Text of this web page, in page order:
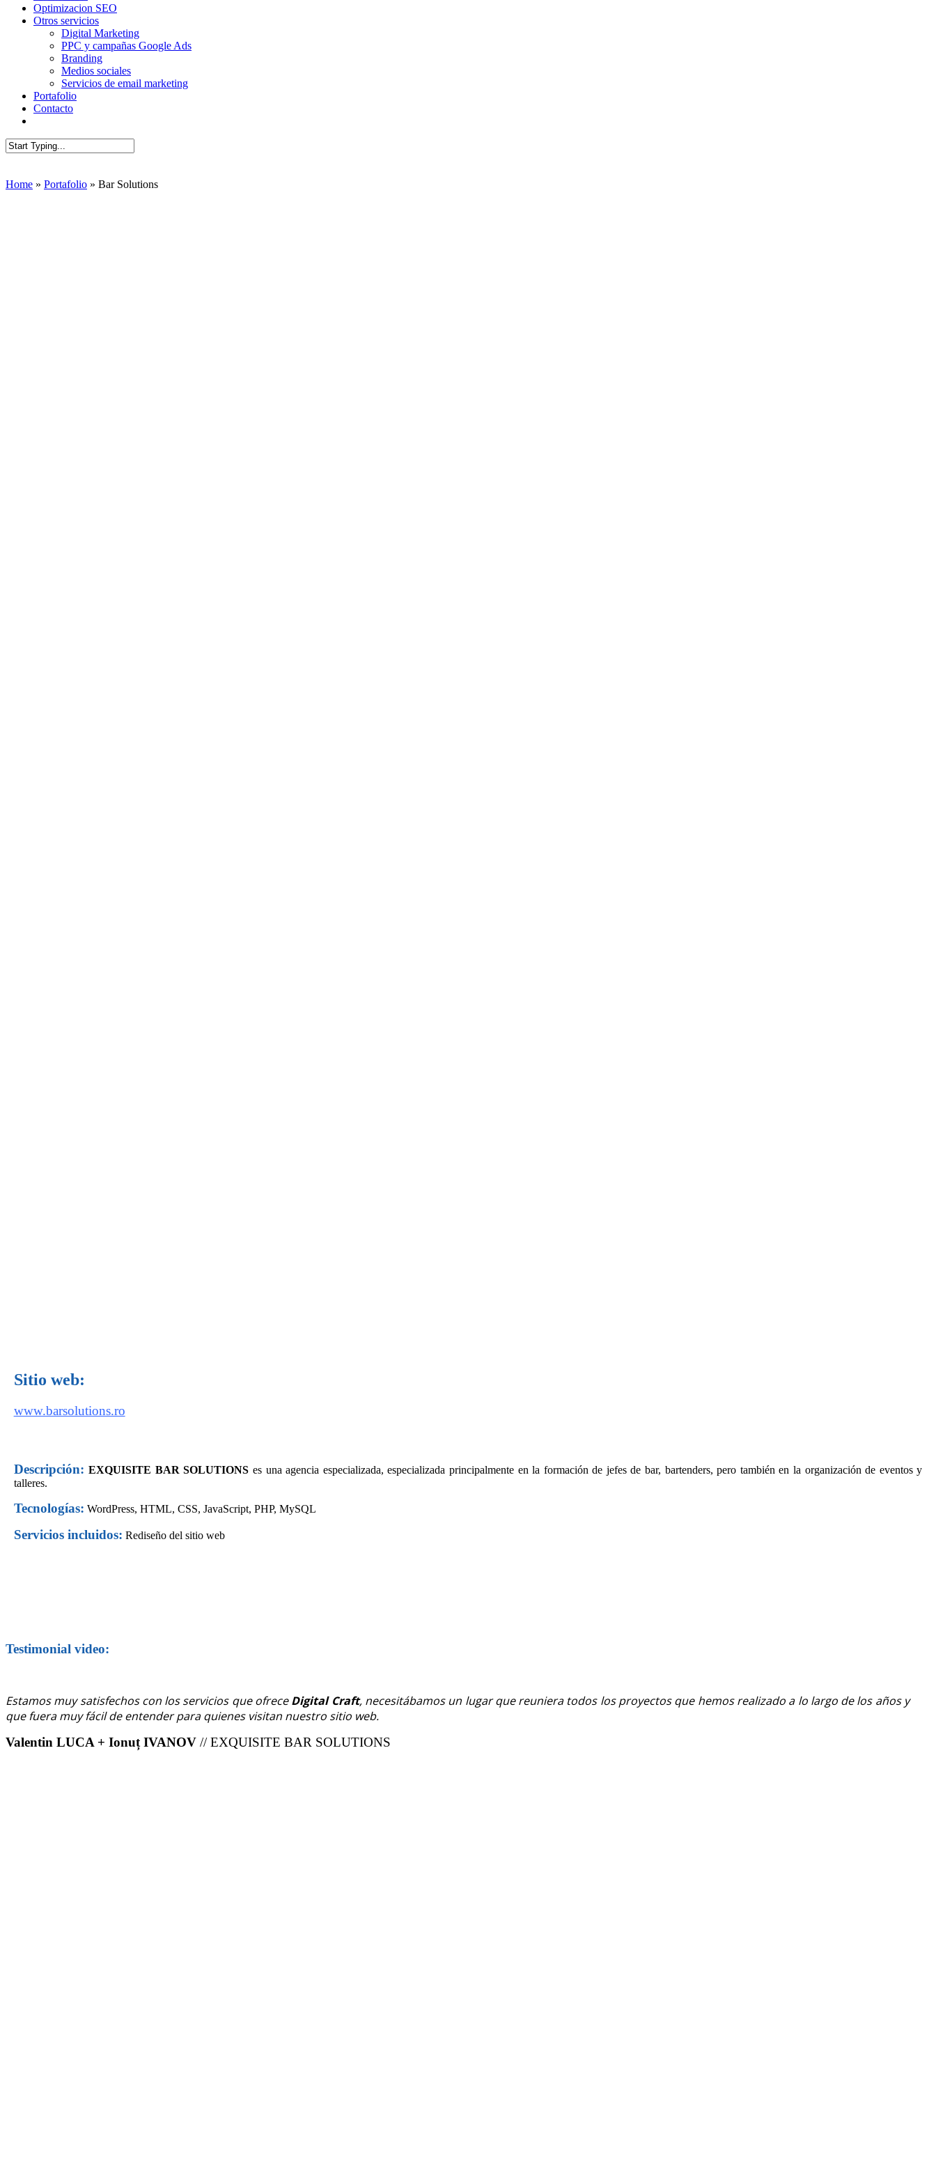
Optimizacion SEO
Otros servicios
Digital Marketing
PPC y campañas Google Ads
Branding
Medios sociales
Servicios de email marketing
Portafolio
Contacto
Home » Portafolio » Bar Solutions
Sitio web:
www.barsolutions.ro
Descripción:EXQUISITE BAR SOLUTIONS es una agencia especializada, especializada principalmente en la formación de jefes de bar, bartenders, pero también en la organización de eventos y
talleres.
Tecnologías: WordPress, HTML, CSS, JavaScript, PHP, MySQL
Servicios incluidos: Rediseño del sitio web
Testimonial video:
Estamos muy satisfechos con los servicios que ofreceDigital Craft, necesitábamos un lugar que reuniera todos los proyectos que hemos realizado a lo largo de los años y
que fuera muy fácil de entender para quienes visitan nuestro sitio web.
Valentin LUCA + Ionuț IVANOV // EXQUISITE BAR SOLUTIONS